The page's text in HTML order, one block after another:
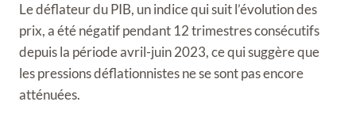
Le déflateur du PIB, un indice qui suit l’évolution des
prix, a été négatif pendant 12 trimestres consécutifs
depuis la période avril-juin 2023, ce qui suggère que
les pressions déflationnistes ne se sont pas encore
atténuées.